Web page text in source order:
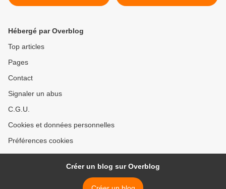
(chapiteaux de la
Hébergé par Overblog
Top articles
Pages
Contact
Signaler un abus
C.G.U.
Cookies et données personnelles
Préférences cookies
Créer un blog sur Overblog